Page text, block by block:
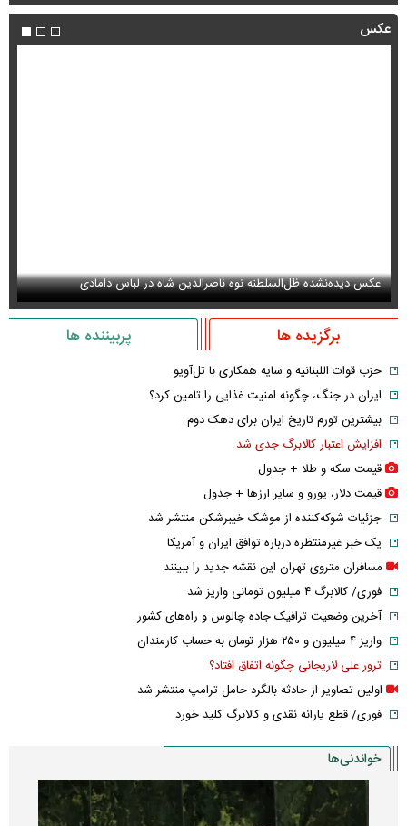
عکس
عکس دیده‌نشده ظل‌السلطنه نوه ناصرالدین شاه در لباس دامادی
برگزیده ها پربیننده ها
حزب قوات اللبنانیه و سایه همکاری با تل‌آویو
ایران در جنگ، چگونه امنیت غذایی را تامین کرد؟
بیشترین تورم تاریخ ایران برای دهک دوم
افزایش اعتبار کالابرگ جدی شد
قیمت سکه و طلا + جدول
قیمت دلار، یورو و سایر ارز‌ها + جدول
جزئیات شوکه‌کننده از موشک خیبرشکن منتشر شد
یک خبر غیرمنتظره درباره توافق ایران و آمریکا
مسافران متروی تهران این نقشه جدید را ببینند
فوری/ کالابرگ ۴ میلیون تومانی واریز شد
آخرین وضعیت ترافیک جاده چالوس و راه‌های کشور
واریز ۴ میلیون و ۲۵۰ هزار تومان به حساب کارمندان
ترور علی لاریجانی چگونه اتفاق افتاد؟
اولین تصاویر از حادثه بالگرد حامل ترامپ منتشر شد
فوری/ قطع یارانه نقدی و کالابرگ کلید خورد
خواندنی‌ها